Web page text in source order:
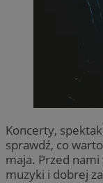
Koncerty,
sprawdź, co
maja. Przed
muzyki i dobrej